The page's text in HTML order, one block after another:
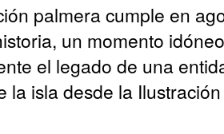
palmera cumple en
un momento
el legado de una
la isla desde la